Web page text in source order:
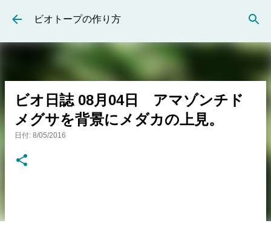
スキップしてメイン コンテンツに移動
ビオトープの作り方
ビオ日誌 08月04日 アマゾンチド
メグサを背景にメダカの上見。
日付: 8/05/2016